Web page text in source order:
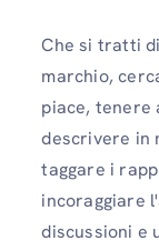
Che si tratti
marchio,
piace, tenere
descrivere in
taggare i
incoraggiare
discussioni e